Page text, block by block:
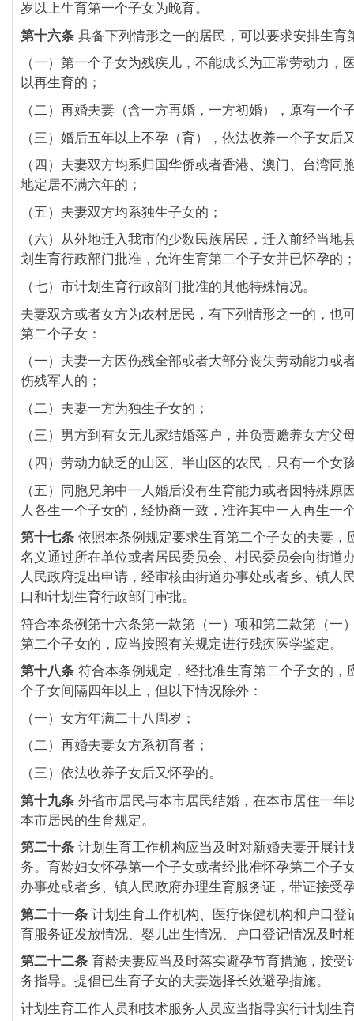
岁以上生育第一个子女为晚育。
第十六条 具备下列情形之一的居民，可以要求安排生育
（一）第一个子女为残疾儿，不能成长为正常劳动力，
以再生育的；
（二）再婚夫妻（含一方再婚，一方初婚），原有一个
（三）婚后五年以上不孕（育），依法收养一个子女后
（四）夫妻双方均系归国华侨或者香港、澳门、台湾同
地定居不满六年的；
（五）夫妻双方均系独生子女的；
（六）从外地迁入我市的少数民族居民，迁入前经当地
划生育行政部门批准，允许生育第二个子女并已怀孕的
（七）市计划生育行政部门批准的其他特殊情况。
夫妻双方或者女方为农村居民，有下列情形之一的，也
第二个子女：
（一）夫妻一方因伤残全部或者大部分丧失劳动能力或
伤残军人的；
（二）夫妻一方为独生子女的；
（三）男方到有女无儿家结婚落户，并负责赡养女方父
（四）劳动力缺乏的山区、半山区的农民，只有一个女
（五）同胞兄弟中一人婚后没有生育能力或者因特殊原
人各生一个子女的，经协商一致，准许其中一人再生一
第十七条 依照本条例规定要求生育第二个子女的夫妻，
名义通过所在单位或者居民委员会、村民委员会向街道
人民政府提出申请，经审核由街道办事处或者乡、镇人
口和计划生育行政部门审批。
符合本条例第十六条第一款第（一）项和第二款第（一
第二个子女的，应当按照有关规定进行残疾医学鉴定。
第十八条 符合本条例规定，经批准生育第二个子女的，
个子女间隔四年以上，但以下情况除外：
（一）女方年满二十八周岁；
（二）再婚夫妻女方系初育者；
（三）依法收养子女后又怀孕的。
第十九条 外省市居民与本市居民结婚，在本市居住一年
本市居民的生育规定。
第二十条 计划生育工作机构应当及时对新婚夫妻开展计
务。育龄妇女怀孕第一个子女或者经批准怀孕第二个子
办事处或者乡、镇人民政府办理生育服务证，带证接受
第二十一条 计划生育工作机构、医疗保健机构和户口登
育服务证发放情况、婴儿出生情况、户口登记情况及时
第二十二条 育龄夫妻应当及时落实避孕节育措施，接受
务指导。提倡已生育子女的夫妻选择长效避孕措施。
计划生育工作人员和技术服务人员应当指导实行计划生